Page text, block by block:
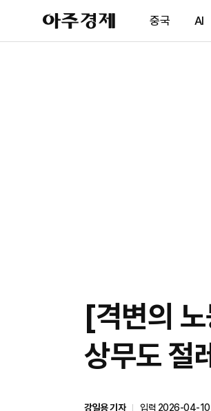
아
주
제
중국 AI
[격변의
상무도 절
강일용 기자 입력 2026-04-